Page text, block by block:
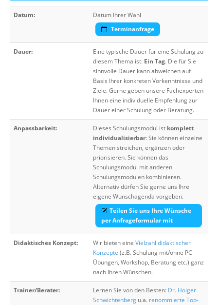
Datum:
Datum Ihrer Wahl
Terminanfrage
Dauer:
Eine typische Dauer für eine Schulung zu
diesem Thema ist: Ein Tag. Die für Sie
sinnvolle Dauer kann abweichen auf
Basis Ihrer konkreten Vorkenntnisse und
Ziele. Gerne geben unsere Fachexperten
Ihnen eine individuelle Empfehlung zur
Dauer einer Schulung oder Beratung.
Anpassbarkeit: Dieses Schulungsmodul ist komplett
individualisierbar: Sie können einzelne
Themen streichen, ergänzen oder
priorisieren. Sie können das
Schulungsmodul mit anderen
Schulungsmodulen kombinieren.
Alternativ dürfen Sie gerne uns Ihre
eigene Wunschagenda vorgeben.
Teilen Sie uns Ihre Wünsche
per Anfrageformular mit
Didaktisches Konzept: Wir bieten eine Vielzahl didaktischer
Konzepte (z.B. Schulung mit/ohne PC-
Übungen, Workshop, Beratung etc.) ganz
nach Ihren Wünschen.
Trainer/Berater: Lernen Sie von den Besten: Dr. Holger
Schwichtenberg u.a. renommierte Top-